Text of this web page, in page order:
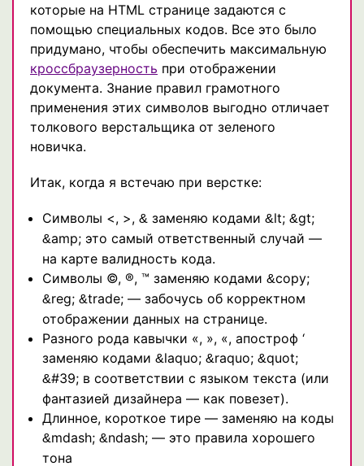
которые на HTML странице задаются с
помощью специальных кодов. Все это было
придумано, чтобы обеспечить максимальную
кроссбраузерность при отображении
документа. Знание правил грамотного
применения этих символов выгодно отличает
толкового верстальщика от зеленого
новичка.
Итак, когда я встечаю при верстке:
Символы <, >, & заменяю кодами &lt; &gt;
&amp; это самый ответственный случай —
на карте валидность кода.
Символы ©, ®, ™ заменяю кодами &copy;
&reg; &trade; — забочусь об корректном
отображении данных на странице.
Разного рода кавычки «, », «, апостроф ‘
заменяю кодами &laquo; &raquo; &quot;
&#39; в соответствии с языком текста (или
фантазией дизайнера — как повезет).
Длинное, короткое тире — заменяю на коды
&mdash; &ndash; — это правила хорошего
тона